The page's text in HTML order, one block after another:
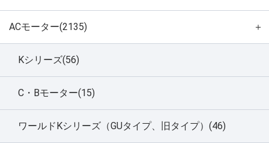
ACモーター(2135) ＋
Kシリーズ(56)
C・Bモーター(15)
ワールドKシリーズ（GUタイプ、旧タイプ）(46)